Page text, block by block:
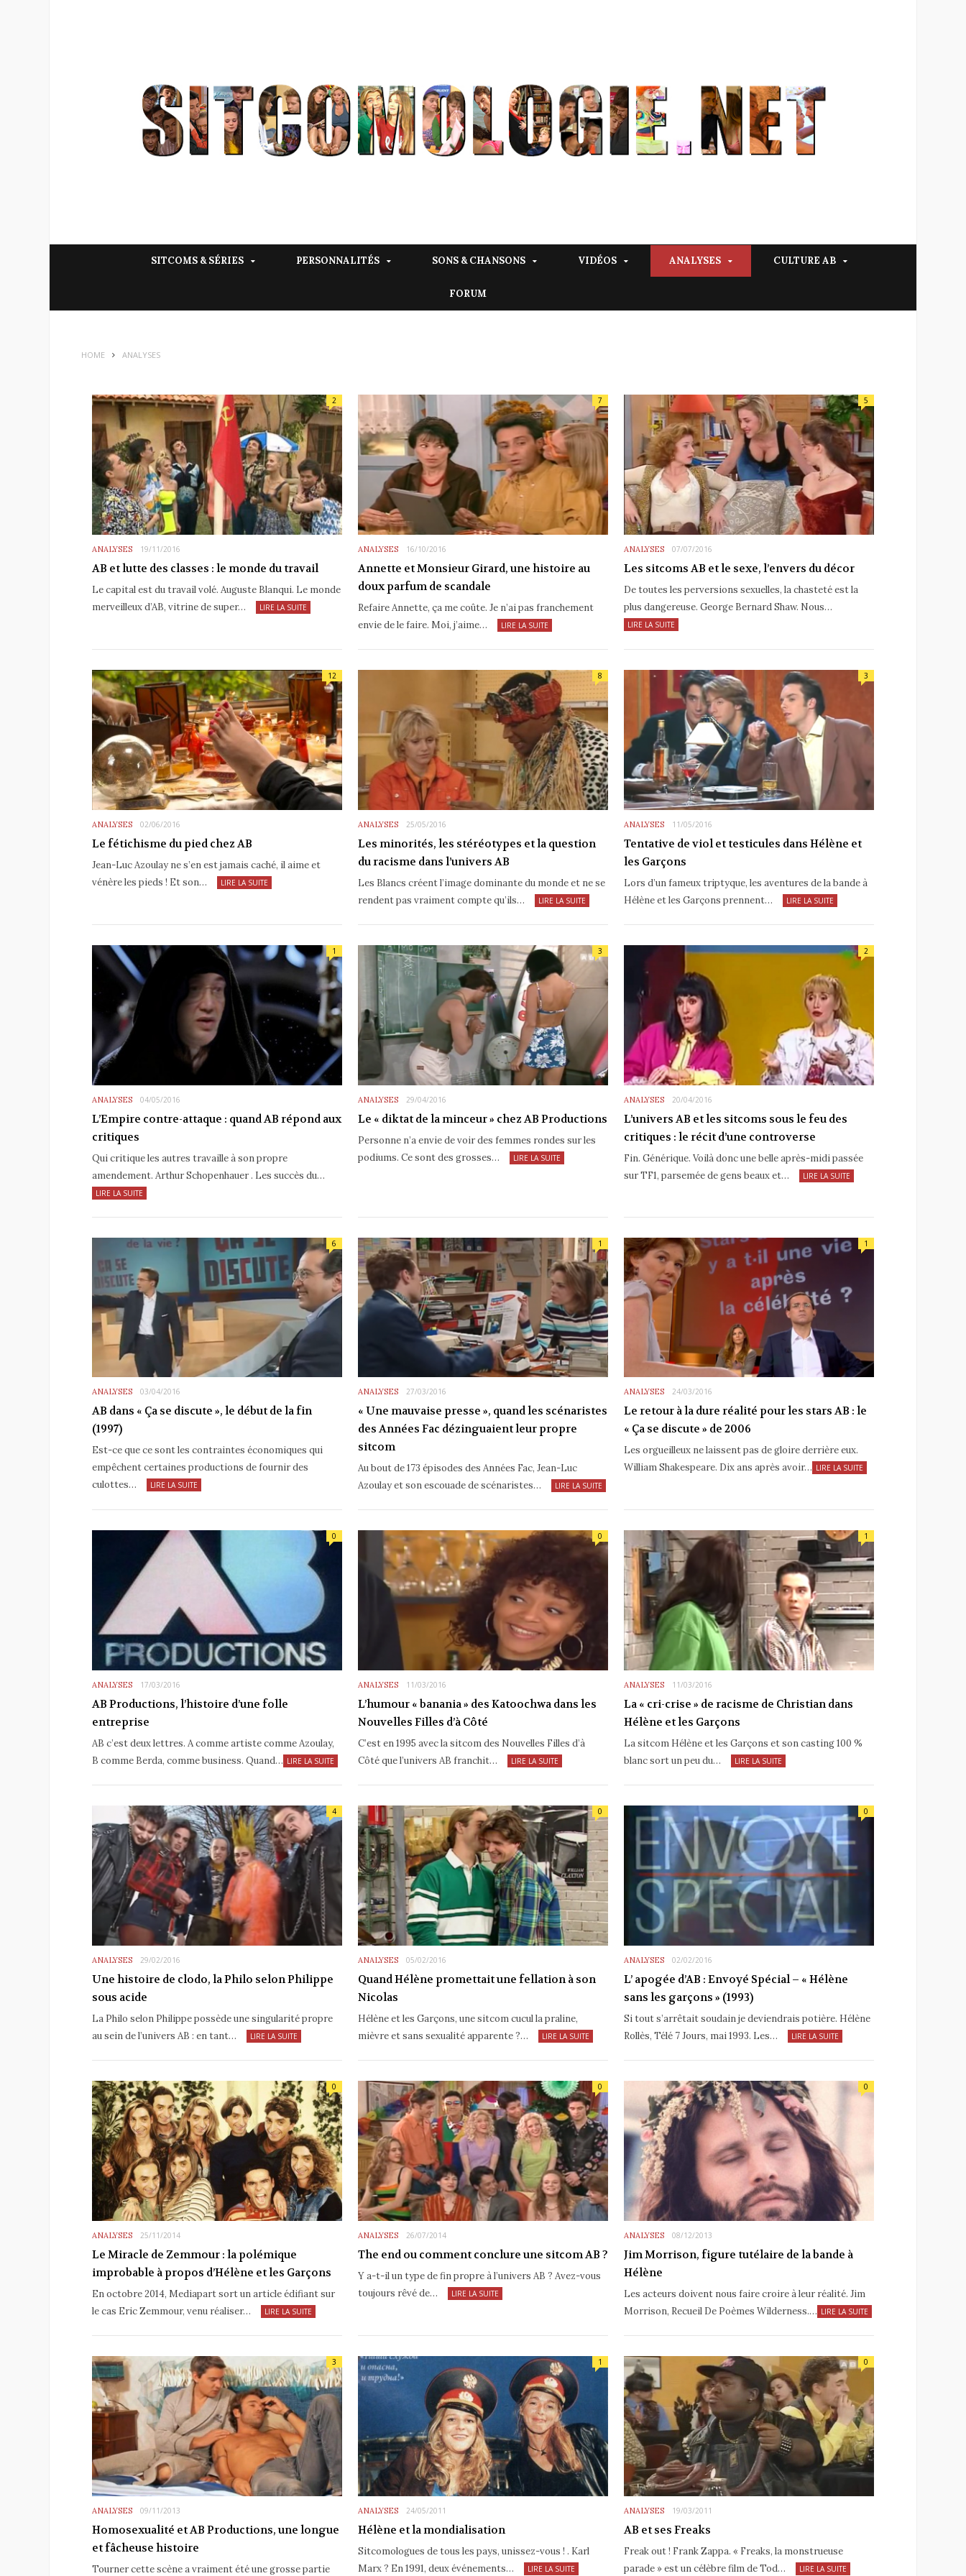
SITCOMS & SÉRIES PERSONNALITÉS SONS & CHANSONS VIDÉOS ANALYSES CULTURE AB
FORUM
HOME ANALYSES
ANALYSES 19/11/2016
2
AB et lutte des classes : le monde du travail
Le capital est du travail volé. Auguste Blanqui. Le monde
merveilleux d’AB, vitrine de super…
LIRE LA SUITE
ANALYSES 16/10/2016
7
Annette et Monsieur Girard, une histoire au
doux parfum de scandale
Refaire Annette, ça me coûte. Je n’ai pas franchement
envie de le faire. Moi, j’aime…
LIRE LA SUITE
ANALYSES 07/07/2016
5
Les sitcoms AB et le sexe, l’envers du décor
De toutes les perversions sexuelles, la chasteté est la
plus dangereuse. George Bernard Shaw. Nous…
LIRE LA SUITE
ANALYSES 02/06/2016
12
Le fétichisme du pied chez AB
Jean-Luc Azoulay ne s’en est jamais caché, il aime et
vénère les pieds ! Et son…
LIRE LA SUITE
ANALYSES 25/05/2016
8
Les minorités, les stéréotypes et la question
du racisme dans l’univers AB
Les Blancs créent l’image dominante du monde et ne se
rendent pas vraiment compte qu’ils…
LIRE LA SUITE
ANALYSES 11/05/2016
3
Tentative de viol et testicules dans Hélène et
les Garçons
Lors d’un fameux triptyque, les aventures de la bande à
Hélène et les Garçons prennent…
LIRE LA SUITE
ANALYSES 04/05/2016
1
L’Empire contre-attaque : quand AB répond aux
critiques
Qui critique les autres travaille à son propre
amendement. Arthur Schopenhauer . Les succès du…
LIRE LA SUITE
ANALYSES 29/04/2016
3
Le « diktat de la minceur » chez AB Productions
Personne n’a envie de voir des femmes rondes sur les
podiums. Ce sont des grosses…
LIRE LA SUITE
ANALYSES 20/04/2016
2
L’univers AB et les sitcoms sous le feu des
critiques : le récit d’une controverse
Fin. Générique. Voilà donc une belle après-midi passée
sur TF1, parsemée de gens beaux et…
LIRE LA SUITE
ANALYSES 03/04/2016
6
AB dans « Ça se discute », le début de la fin
(1997)
Est-ce que ce sont les contraintes économiques qui
empêchent certaines productions de fournir des
culottes…
LIRE LA SUITE
ANALYSES 27/03/2016
1
« Une mauvaise presse », quand les scénaristes
des Années Fac dézinguaient leur propre
sitcom
Au bout de 173 épisodes des Années Fac, Jean-Luc
Azoulay et son escouade de scénaristes…
LIRE LA SUITE
ANALYSES 24/03/2016
1
Le retour à la dure réalité pour les stars AB : le
« Ça se discute » de 2006
Les orgueilleux ne laissent pas de gloire derrière eux.
William Shakespeare. Dix ans après avoir… LIRE LA SUITE
ANALYSES 17/03/2016
0
AB Productions, l’histoire d’une folle
entreprise
AB c’est deux lettres. A comme artiste comme Azoulay,
B comme Berda, comme business. Quand… LIRE LA SUITE
ANALYSES 11/03/2016
0
L’humour « banania » des Katoochwa dans les
Nouvelles Filles d’à Côté
C’est en 1995 avec la sitcom des Nouvelles Filles d’à
Côté que l’univers AB franchit…
LIRE LA SUITE
ANALYSES 11/03/2016
1
La « cri-crise » de racisme de Christian dans
Hélène et les Garçons
La sitcom Hélène et les Garçons et son casting 100 %
blanc sort un peu du…
LIRE LA SUITE
ANALYSES 29/02/2016
4
Une histoire de clodo, la Philo selon Philippe
sous acide
La Philo selon Philippe possède une singularité propre
au sein de l’univers AB : en tant…
LIRE LA SUITE
ANALYSES 05/02/2016
0
Quand Hélène promettait une fellation à son
Nicolas
Hélène et les Garçons, une sitcom cucul la praline,
mièvre et sans sexualité apparente ?…
LIRE LA SUITE
ANALYSES 02/02/2016
0
L’ apogée d’AB : Envoyé Spécial – « Hélène
sans les garçons » (1993)
Si tout s’arrêtait soudain je deviendrais potière. Hélène
Rollès, Télé 7 Jours, mai 1993. Les…
LIRE LA SUITE
ANALYSES 25/11/2014
0
Le Miracle de Zemmour : la polémique
improbable à propos d’Hélène et les Garçons
En octobre 2014, Mediapart sort un article édifiant sur
le cas Eric Zemmour, venu réaliser…
LIRE LA SUITE
ANALYSES 26/07/2014
0
The end ou comment conclure une sitcom AB ?
Y a-t-il un type de fin propre à l’univers AB ? Avez-vous
toujours rêvé de…
LIRE LA SUITE
ANALYSES 08/12/2013
0
Jim Morrison, figure tutélaire de la bande à
Hélène
Les acteurs doivent nous faire croire à leur réalité. Jim
Morrison, Recueil De Poèmes Wilderness.… LIRE LA SUITE
ANALYSES 09/11/2013
3
Homosexualité et AB Productions, une longue
et fâcheuse histoire
Tourner cette scène a vraiment été une grosse partie
ANALYSES 24/05/2011
1
Hélène et la mondialisation
Sitcomologues de tous les pays, unissez-vous ! . Karl
Marx ? En 1991, deux événements…
LIRE LA SUITE
ANALYSES 19/03/2011
0
AB et ses Freaks
Freak out ! Frank Zappa. « Freaks, la monstrueuse
parade » est un célèbre film de Tod…
LIRE LA SUITE